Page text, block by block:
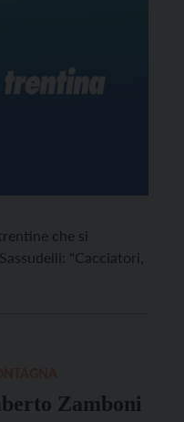
che si
"Cacciatori,
Zamboni